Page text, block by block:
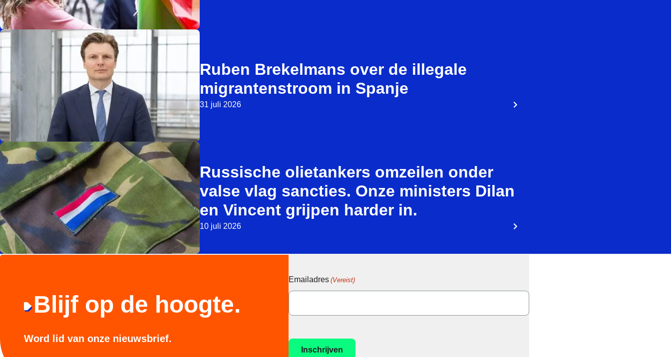
Ruben Brekelmans over de illegale
migrantenstroom in Spanje
31 juli 2026
Russische olietankers omzeilen onder
valse vlag sancties. Onze ministers Dilan
en Vincent grijpen harder in.
10 juli 2026
Blijf op de hoogte.
Word lid van onze nieuwsbrief.
Emailadres (Vereist)